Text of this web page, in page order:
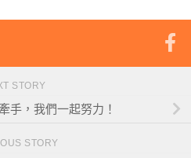
STORY
手，我們一起努力！
STORY